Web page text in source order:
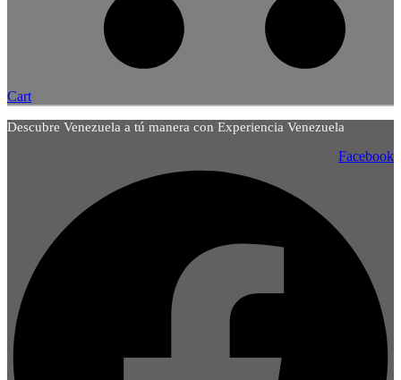
Cart
Descubre Venezuela a tú manera con Experiencia Venezuela
Facebook